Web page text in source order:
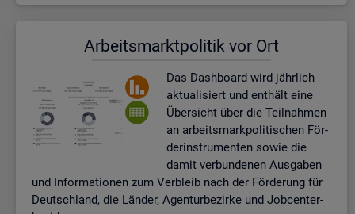
Ar­beits­markt­po­li­tik vor Ort
Das Da­sh­board wird jähr­lich
ak­tua­li­siert und ent­hält eine
Über­sicht über die Teil­nah­men
an ar­beits­mark­po­li­ti­schen För­
der­instru­men­ten sowie die
damit ver­bun­de­nen Aus­ga­ben
und In­for­ma­tio­nen zum Ver­bleib nach der För­de­rung für
Deutsch­land, die Län­der, Agen­tur­be­zir­ke und Job­cent­er­